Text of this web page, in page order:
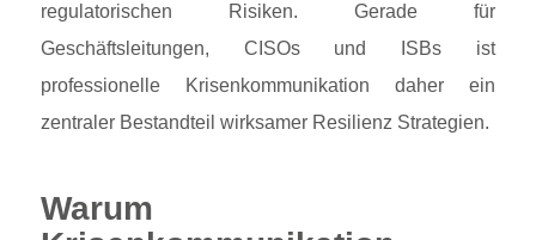
regulatorischen Risiken. Gerade für
Geschäftsleitungen, CISOs und ISBs ist
professionelle Krisenkommunikation daher ein
zentraler Bestandteil wirksamer Resilienz Strategien.
Warum